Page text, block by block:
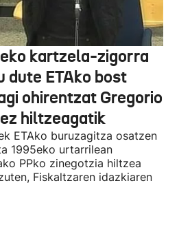
kartzela-zigorra
dute ETAko bost
ohirentzat Gregorio
hiltzeagatik
ETAko buruzagitza osatzen
1995eko urtarrilean
PPko zinegotzia hiltzea
Fiskaltzaren idazkiaren